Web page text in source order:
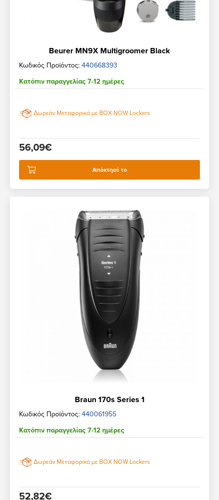
Beurer MN9X Multigroomer Black
Κωδικός Προϊόντος: 440668393
Κατόπιν παραγγελίας 7-12 ημέρες
Δωρεάν Μεταφορικά με BOX NOW Lockers
56,09€
Απόκτησέ το
Braun 170s Series 1
Κωδικός Προϊόντος: 440061955
Κατόπιν παραγγελίας 7-12 ημέρες
Δωρεάν Μεταφορικά με BOX NOW Lockers
52,82€